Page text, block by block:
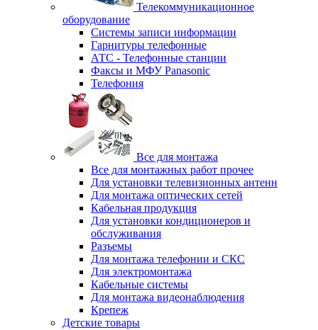
Телекоммуникационное
оборудование
Системы записи информации
Гарнитуры телефонные
АТС - Телефонные станции
Факсы и МФУ Panasonic
Телефония
Все для монтажа
Все для монтажных работ прочее
Для установки телевизионных антенн
Для монтажа оптических сетей
Кабельная продукция
Для установки кондиционеров и
обслуживания
Разъемы
Для монтажа телефонии и СКС
Для электромонтажа
Кабельные системы
Для монтажа видеонаблюдения
Крепеж
Детские товары